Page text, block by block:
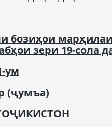
бозиҳои
зери 19-сола
ум
(ҷумъа)
ОҶИКИСТОН